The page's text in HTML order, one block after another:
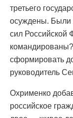
третьего
осуждены. Были
сил Российской
сформировать
руководитель
Охрименко
российское